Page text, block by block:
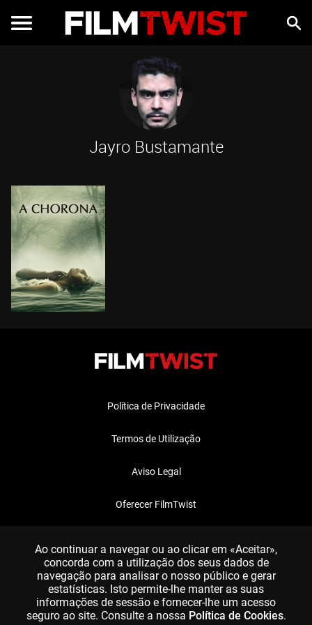
Jayro Bustamante
Política de Privacidade
Termos de Utilização
Aviso Legal
Oferecer FilmTwist
Ao continuar a navegar ou ao clicar em «Aceitar»,
concorda com a utilização dos seus dados de
navegação para analisar o nosso público e gerar
estatísticas. Isto permite-lhe manter as suas
informações de sessão e fornecer-lhe um acesso
seguro ao site. Consulte a nossa Política de Cookies.